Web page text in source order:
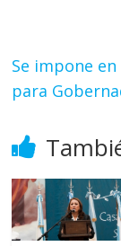
Se impone
para